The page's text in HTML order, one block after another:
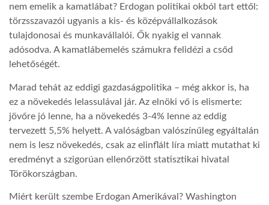
nem emelik a kamatlábat? Erdogan politikai okból tart ettől:
törzsszavazói ugyanis a kis- és középvállalkozások
tulajdonosai és munkavállalói. Ők nyakig el vannak
adósodva. A kamatlábemelés számukra felidézi a csőd
lehetőségét.
Marad tehát az eddigi gazdaságpolitika – még akkor is, ha
ez a növekedés lelassulával jár. Az elnöki vő is elismerte:
jövőre jó lenne, ha a növekedés 3-4% lenne az eddig
tervezett 5,5% helyett. A valóságban valószínűleg egyáltalán
nem is lesz növekedés, csak az elinflált líra miatt mutathat ki
eredményt a szigorúan ellenőrzött statisztikai hivatal
Törökországban.
Miért került szembe Erdogan Amerikával? Washington